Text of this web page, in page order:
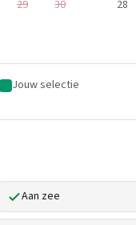
29
30
28
Jouw selectie
Aan zee